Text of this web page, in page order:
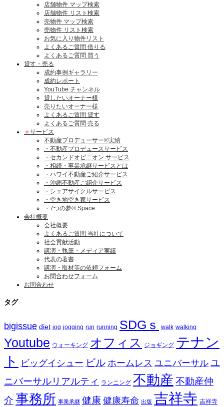
店舗物件 マップ検索
店舗物件 リスト検索
売物件 マップ検索
売物件 リスト検索
お気に入り物件リスト
よくあるご質問 借りる
よくあるご質問 買う
貸す・売る
成約事例ギャラリー
成約レポート
YouTube チャンネル
貸したいオーナー様
売りたいオーナー様
よくあるご質問 貸す
よくあるご質問 売る
★サービス
不動産プロデューサー®実績
・不動産プロデュースサービス
・セカンドオピニオン サービス
・相続・事業承継サービスとは
・ハワイ不動産ご紹介サービス
・沖縄不動産ご紹介サービス
・シェアサイクルサービス
・空き地空き家サービス
・7つの夢® Space
会社概要
会社概要
よくあるご質問 当社について
社会貢献活動
講演・執筆・メディア実績
代表の著書
講演・取材等の依頼フォーム
お問合わせフォーム
お問合わせ
タグ
bigissue diet jog jogging run running SDGｓ walk walking
Youtube ウォーキング オフィス ジョギング テナン
ト
ビッグイシュー ビル ホームレス ユニバーサルユ
ニバーサルリアルティ
ランニング 不動産 不動産仲
介 事務所 事業承継 健康健康寿命 出版 吉祥寺 吉祥寺